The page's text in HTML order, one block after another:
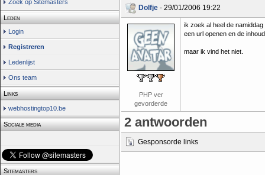
Zoek op Sitemasters
Leden
Login
Registreren
Ledenlijst
Ons team
Links
webhostingtop10.be
Sociale media
Sitemasters
Dolfje - 29/01/2006 19:22
PHP ver
gevorderde
ik zoek al heel de
een url openen en de
maar ik vind het niet.
2 antwoorden
Gesponsorde links